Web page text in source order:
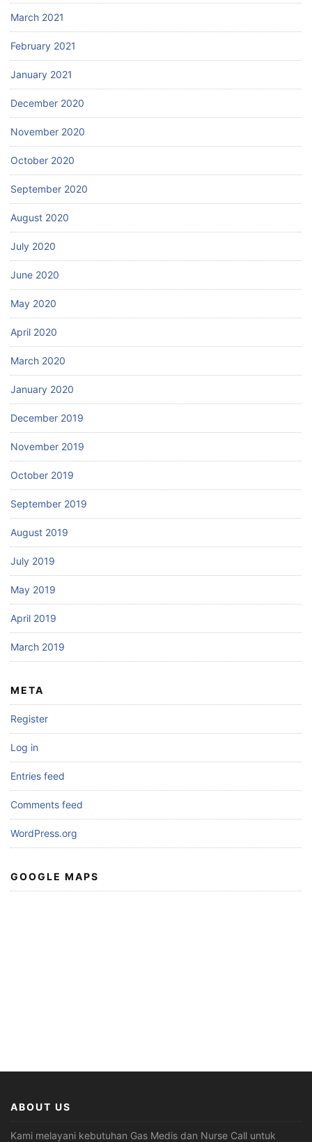
March 2021
February 2021
January 2021
December 2020
November 2020
October 2020
September 2020
August 2020
July 2020
June 2020
May 2020
April 2020
March 2020
January 2020
December 2019
November 2019
October 2019
September 2019
August 2019
July 2019
May 2019
April 2019
March 2019
META
Register
Log in
Entries feed
Comments feed
WordPress.org
GOOGLE MAPS
ABOUT US
Kami melayani kebutuhan Gas Medis dan Nurse Call untuk